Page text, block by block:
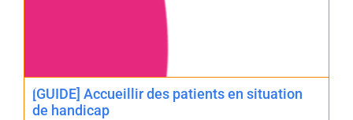
[GUIDE] Accueillir des patients en situation
de handicap